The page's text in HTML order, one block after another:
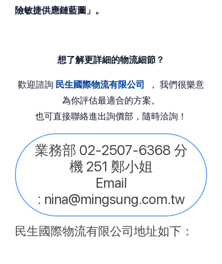
險敏捷供應鏈藍圖」。
想了解更詳細的物流細節？
歡迎諮詢 民生國際物流有限公司
， 我們很樂意
為你評估最適合的方案。
也可直接聯絡進出詢價部，隨時洽詢！
業務部 02-2507-6368 分
機 251 鄭小姐
Email
: nina@mingsung.com.tw
民生國際物流有限公司地址如下：